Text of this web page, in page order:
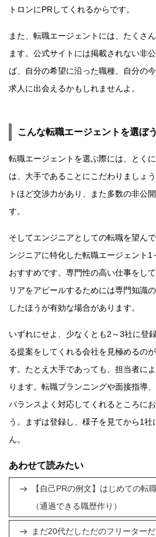
トロンにPRしてくれるからです。
また、転職エージェントには、たくさ
ます。公式サイトには掲載されない非
ば、自分の希望に沿った職種、自分の
求人に出会えるかもしれませんよ。
こんな転職エージェントを選ぼう
転職エージェントを選ぶ際には、とく
は、大手であることにこだわりましょ
トほど交渉力があり、また多数の非公
す。
そしてエンジニアとしての転職を望ん
ンジニアに特化した転職エージェント
おすすめです。専門性の高い仕事をし
リアをアピールするためには専門知識
したほうが有効な場合があります。
いずれにせよ、少なくとも2～3社に登
る提案をしてくれる会社を見極めるの
す。たとえ大手であっても、担当者に
ります。転職プランニングや面接指導
バランスよく対応してくれるところに
う。まずは登録し、様子を見てから1
ん。
あわせて読みたい
【自己PRの例文】はじめての転
（通過できる職歴作り）
まだ20代だしただのフリーター